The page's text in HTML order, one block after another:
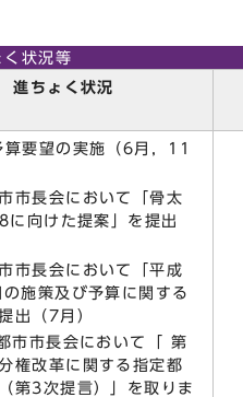
く状況等
進ちょく状況
算要望の実施（6月，11
市長会において「骨太
向けた提案」を提出
市長会において「平成
施策及び予算に関する
出（7月）
市市長会において「 第
権改革に関する指定都
第3次提言）」を取りま